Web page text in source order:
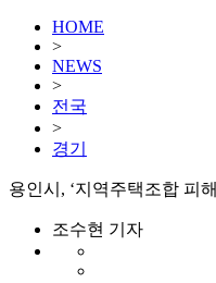
HOME
>
NEWS
>
전국
>
경기
용인시, ‘지역주택조합 피
조수현 기자